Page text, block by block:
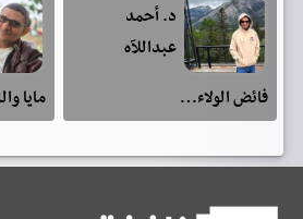
د. أحمد
عبداللآه
فائض الولاء…
مايا